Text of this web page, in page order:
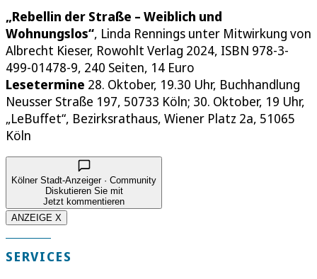
„Rebellin der Straße – Weiblich und
Wohnungslos“, Linda Rennings unter Mitwirkung von
Albrecht Kieser, Rowohlt Verlag 2024, ISBN 978-3-
499-01478-9, 240 Seiten, 14 Euro
Lesetermine 28. Oktober, 19.30 Uhr, Buchhandlung
Neusser Straße 197, 50733 Köln; 30. Oktober, 19 Uhr,
„LeBuffet“, Bezirksrathaus, Wiener Platz 2a, 51065
Köln
Kölner Stadt-Anzeiger · Community
Diskutieren Sie mit
Jetzt kommentieren
ANZEIGE X
SERVICES